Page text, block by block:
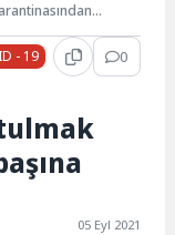
- 19 Gündem
0
05 Eyl 2021